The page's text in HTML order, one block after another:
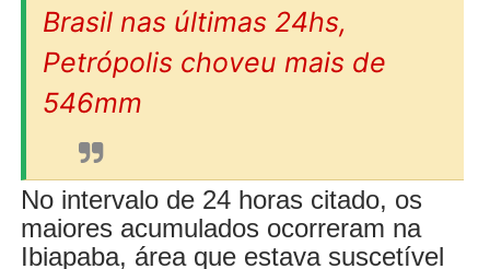
Brasil nas últimas 24hs,
Petrópolis choveu mais de
546mm
No intervalo de 24 horas citado, os
maiores acumulados ocorreram na
Ibiapaba, área que estava suscetível